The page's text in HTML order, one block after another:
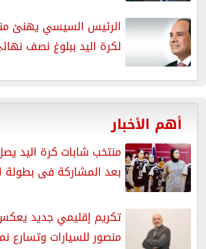
الرئيس السيسي يهنئ
لكرة اليد ببلوغ نصف
أهم الأخبار
منتخب شابات كرة اليد
بعد المشاركة فى بطولة
تكريم إقليمي جديد
منصور للسيارات وتسارع